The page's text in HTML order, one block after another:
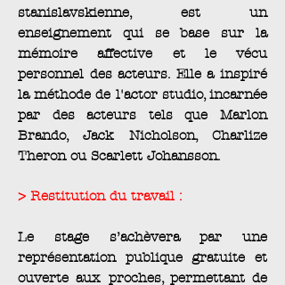
stanislavskienne, est un
enseignement qui se base sur la
mémoire affective et le vécu
personnel des acteurs. Elle a inspiré
la méthode de l'actor studio, incarnée
par des acteurs tels que Marlon
Brando, Jack Nicholson, Charlize
Theron ou Scarlett Johansson.
> Restitution du travail :
Le stage s’achèvera par une
représentation publique gratuite et
ouverte aux proches, permettant de